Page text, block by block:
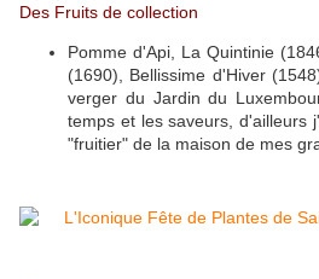
Des Fruits de collection
Pomme d'Api, La Quintinie
(1690), Bellissime d'Hiver
verger du Jardin du
temps et les saveurs, d'ailleurs
"fruitier" de la maison de mes